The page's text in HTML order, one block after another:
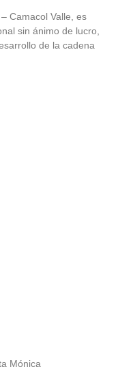
Camacol Valle, es
sin ánimo de lucro,
de la cadena
Mónica